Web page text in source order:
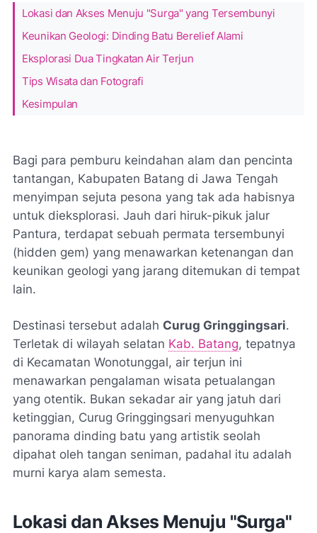
Lokasi dan Akses Menuju "Surga" yang Tersembunyi
Keunikan Geologi: Dinding Batu Berelief Alami
Eksplorasi Dua Tingkatan Air Terjun
Tips Wisata dan Fotografi
Kesimpulan
Bagi para pemburu keindahan alam dan pencinta
tantangan, Kabupaten Batang di Jawa Tengah
menyimpan sejuta pesona yang tak ada habisnya
untuk dieksplorasi. Jauh dari hiruk-pikuk jalur
Pantura, terdapat sebuah permata tersembunyi
(hidden gem) yang menawarkan ketenangan dan
keunikan geologi yang jarang ditemukan di tempat
lain.
Destinasi tersebut adalah Curug Gringgingsari.
Terletak di wilayah selatan Kab. Batang, tepatnya
di Kecamatan Wonotunggal, air terjun ini
menawarkan pengalaman wisata petualangan
yang otentik. Bukan sekadar air yang jatuh dari
ketinggian, Curug Gringgingsari menyuguhkan
panorama dinding batu yang artistik seolah
dipahat oleh tangan seniman, padahal itu adalah
murni karya alam semesta.
Lokasi dan Akses Menuju "Surga"